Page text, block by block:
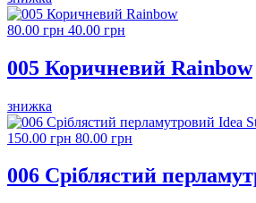
80.00 грн 40.00 грн
005 Коричневий Rainbow
знижка
150.00 грн 80.00 грн
006 Сріблястий